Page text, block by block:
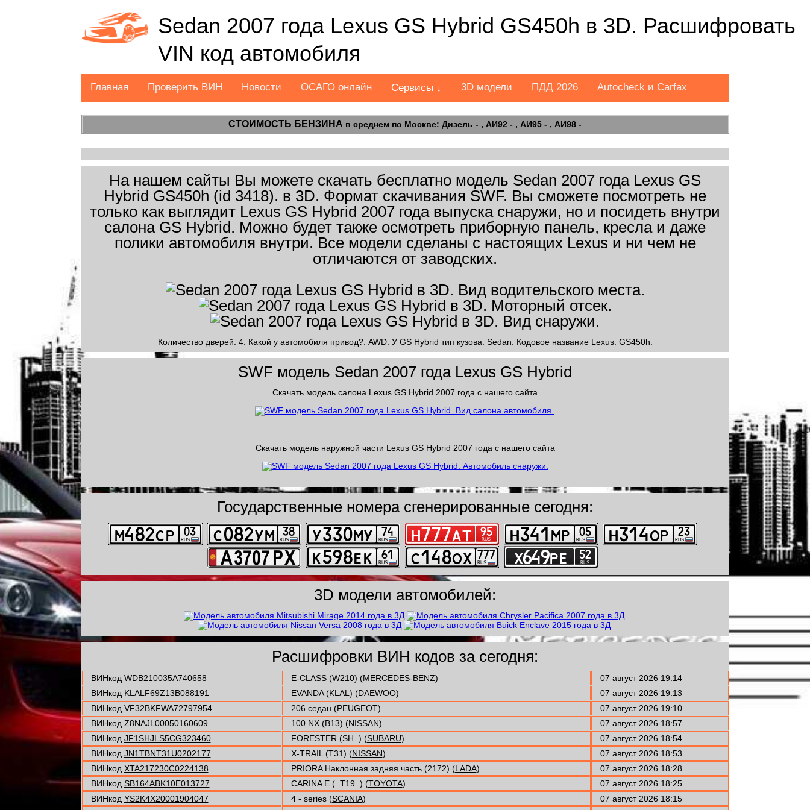
Sedan 2007 года Lexus GS Hybrid GS450h в 3D. Расшифровать
VIN код автомобиля
Главная Проверить ВИН Новости ОСАГО онлайн Сервисы ↓ 3D модели ПДД 2026 Autocheck и Carfax
СТОИМОСТЬ БЕНЗИНА в среднем по Москве: Дизель - , АИ92 - , АИ95 - , АИ98 -
На нашем сайты Вы можете скачать бесплатно модель Sedan 2007 года Lexus GS
Hybrid GS450h (id 3418). в 3D. Формат скачивания SWF. Вы сможете посмотреть не
только как выглядит Lexus GS Hybrid 2007 года выпуска снаружи, но и посидеть внутри
салона GS Hybrid. Можно будет также осмотреть приборную панель, кресла и даже
полики автомобиля внутри. Все модели сделаны с настоящих Lexus и ни чем не
отличаются от заводских.
Количество дверей: 4. Какой у автомобиля привод?: AWD. У GS Hybrid тип кузова: Sedan. Кодовое название Lexus: GS450h.
SWF модель Sedan 2007 года Lexus GS Hybrid
Скачать модель салона Lexus GS Hybrid 2007 года с нашего сайта
Скачать модель наружной части Lexus GS Hybrid 2007 года с нашего сайта
Государственные номера сгенерированные сегодня:
3D модели автомобилей:
Расшифровки ВИН кодов за сегодня:
ВИНкод WDB210035A740658 E-CLASS (W210) (MERCEDES-BENZ)
07 август 2026 19:14
ВИНкод KLALF69Z13B088191 EVANDA (KLAL) (DAEWOO)
07 август 2026 19:13
ВИНкод VF32BKFWA72797954 206 седан (PEUGEOT)
07 август 2026 19:10
ВИНкод Z8NAJL00050160609 100 NX (B13) (NISSAN)
07 август 2026 18:57
ВИНкод JF1SHJLS5CG323460 FORESTER (SH_) (SUBARU)
07 август 2026 18:54
ВИНкод JN1TBNT31U0202177 X-TRAIL (T31) (NISSAN)
07 август 2026 18:53
ВИНкод XTA217230C0224138 PRIORA Наклонная задняя часть (2172) (LADA)
07 август 2026 18:28
ВИНкод SB164ABK10E013727 CARINA E (_T19_) (TOYOTA)
07 август 2026 18:25
ВИНкод YS2K4X20001904047 4 - series (SCANIA)
07 август 2026 18:15